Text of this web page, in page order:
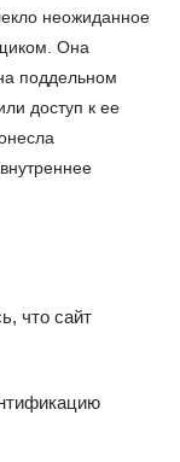
неожиданное
Она
поддельном
доступ к ее
что сайт